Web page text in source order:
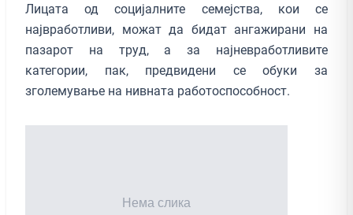
Лицата од социјалните семејства, кои се
највработливи, можат да бидат ангажирани на
пазарот на труд, а за најневработливите
категории, пак, предвидени се обуки за
зголемување на нивната работоспособност.